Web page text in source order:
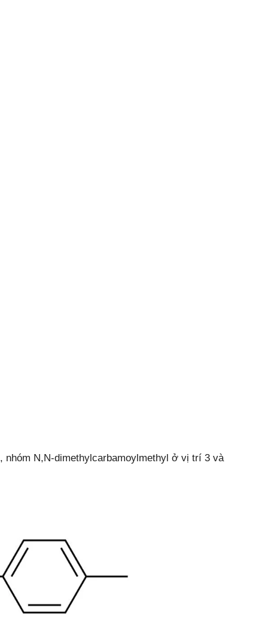
N,N-dimethylcarbamoylmethyl ở vị trí 3 và